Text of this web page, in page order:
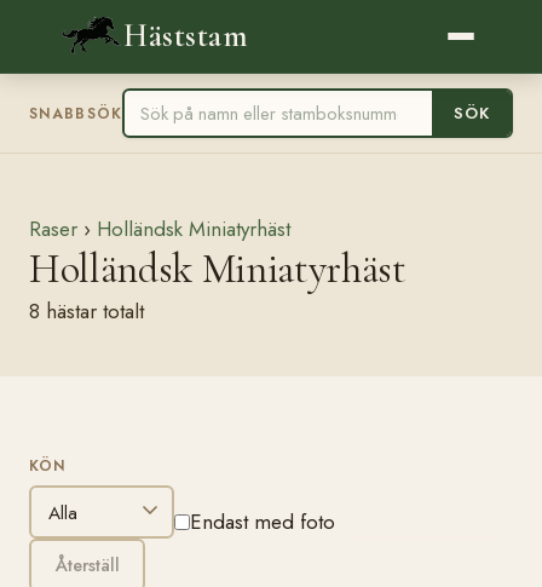
Häststam
SNABBSÖK SÖK
Raser › Holländsk Miniatyrhäst
Holländsk Miniatyrhäst
8 hästar totalt
KÖN
Endast med foto
Återställ